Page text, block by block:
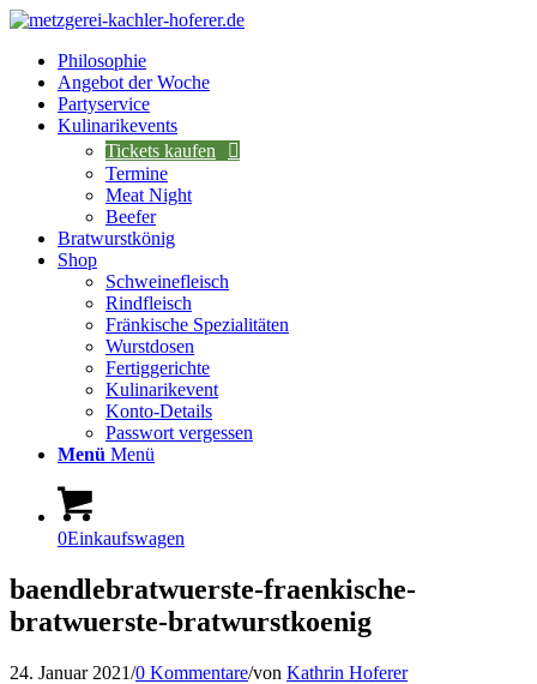
Philosophie
Angebot der Woche
Partyservice
Kulinarikevents
Tickets kaufen
Termine
Meat Night
Beefer
Bratwurstkönig
Shop
Schweinefleisch
Rindfleisch
Fränkische Spezialitäten
Wurstdosen
Fertiggerichte
Kulinarikevent
Konto-Details
Passwort vergessen
Menü Menü
0Einkaufswagen
baendlebratwuerste-fraenkische-
bratwuerste-bratwurstkoenig
24. Januar 2021/0 Kommentare/von Kathrin Hoferer